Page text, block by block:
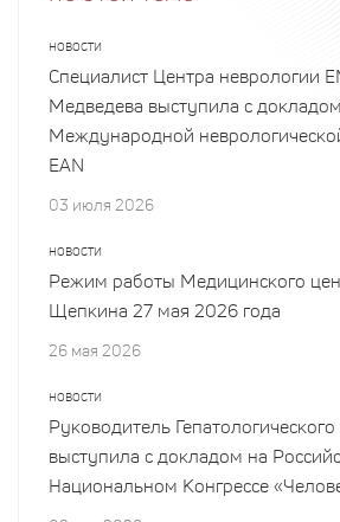
НОВОСТИ
Специалист Центра неврологии
Медведева выступила с
Международной
EAN
03 июля 2026
НОВОСТИ
Режим работы Медицинского
Щепкина 27 мая 2026 года
26 мая 2026
НОВОСТИ
Руководитель
выступила с докладом на
Национальном Конгрессе